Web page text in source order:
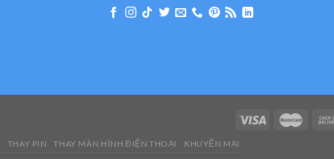
THAY PIN THAY MÀN HÌNH ĐIỆN THOẠI KHUYẾN MẠI